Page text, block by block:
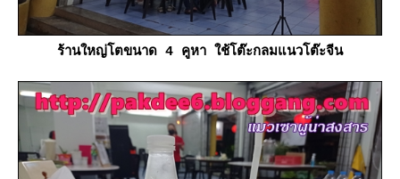
ร้านใหญ่โตขนาด 4 คูหา ใช้โต๊ะกลมแนวโต๊ะจีน